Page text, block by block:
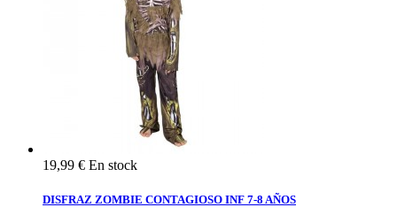
19,99 € En stock
DISFRAZ ZOMBIE CONTAGIOSO INF 7-8 AÑOS